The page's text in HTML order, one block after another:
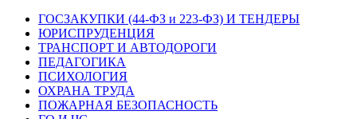
ГОСЗАКУПКИ (44-ФЗ и 223-ФЗ) И ТЕНДЕРЫ
ЮРИСПРУДЕНЦИЯ
ТРАНСПОРТ И АВТОДОРОГИ
ПЕДАГОГИКА
ПСИХОЛОГИЯ
ОХРАНА ТРУДА
ПОЖАРНАЯ БЕЗОПАСНОСТЬ